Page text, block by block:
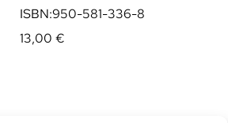
ISBN:950-581-336-8
13,00 €